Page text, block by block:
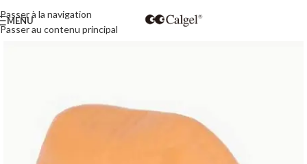
Passer à la navigation
Passer au contenu principal
MENU